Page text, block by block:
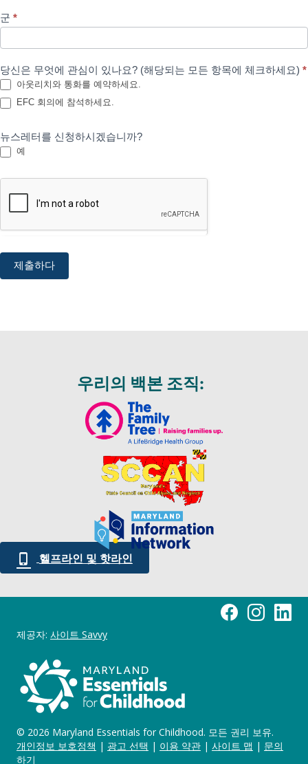
군 *
당신은 무엇에 관심이 있나요? (해당되는 모든 항목에 체크하세요) *
아웃리치와 통화를 예약하세요.
EFC 회의에 참석하세요.
뉴스레터를 신청하시겠습니까?
예
제출하다
우리의 백본 조직:
헬프라인 및 핫라인
© 2026 Maryland Essentials for Childhood. 모든 권리 보유.
개인정보 보호정책 | 광고 선택 | 이용 약관 | 사이트 맵 | 문의
하기
Maryland어린 시절을
어린
제공자: 사이트 Savvy